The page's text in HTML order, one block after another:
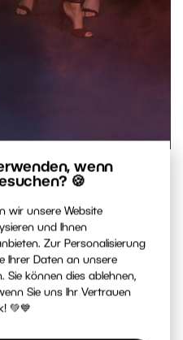
wenn
🍪
wir unsere Website
und Ihnen
Zur Personalisierung
Ihrer Daten an unsere
Sie können dies ablehnen,
Sie uns Ihr Vertrauen
💚💙
2.8, 1/125 s, f10, ISO 100,
Vágnerová
hatte ich
den
weil wir draußen